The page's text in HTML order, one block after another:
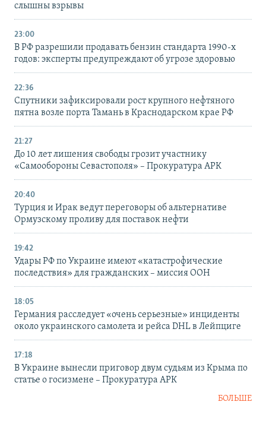
слышны взрывы
23:00
В РФ разрешили продавать бензин стандарта 1990-х
годов: эксперты предупреждают об угрозе здоровью
22:36
Спутники зафиксировали рост крупного нефтяного
пятна возле порта Тамань в Краснодарском крае РФ
21:27
До 10 лет лишения свободы грозит участнику
«Самообороны Севастополя» – Прокуратура АРК
20:40
Турция и Ирак ведут переговоры об альтернативе
Ормузскому проливу для поставок нефти
19:42
Удары РФ по Украине имеют «катастрофические
последствия» для гражданских – миссия ООН
18:05
Германия расследует «очень серьезные» инциденты
около украинского самолета и рейса DHL в Лейпциге
17:18
В Украине вынесли приговор двум судьям из Крыма по
статье о госизмене – Прокуратура АРК
БОЛЬШЕ